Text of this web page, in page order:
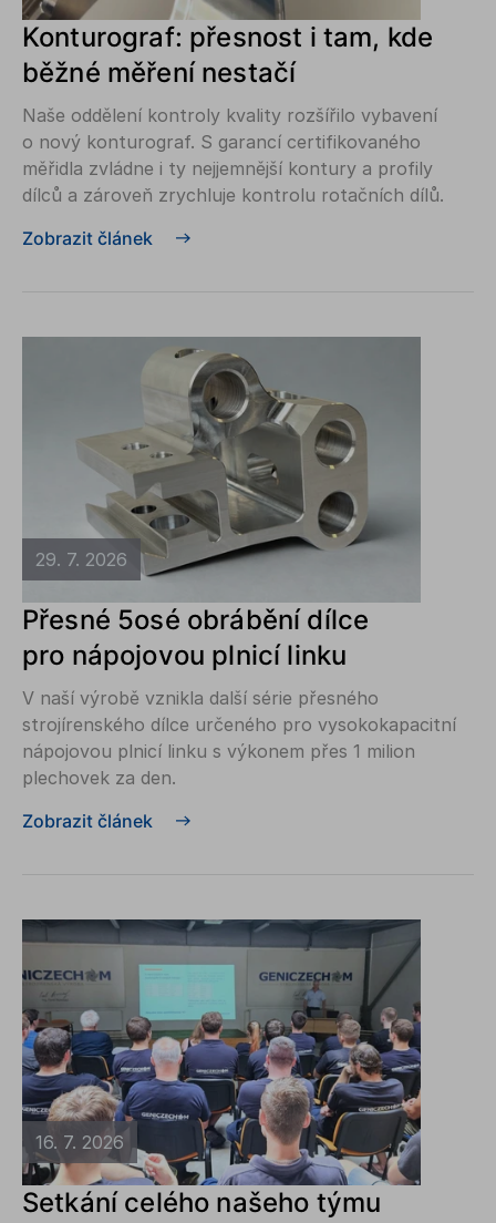
Konturograf: přesnost i tam, kde
běžné měření nestačí
Naše oddělení kontroly kvality rozšířilo vybavení
o nový konturograf. S garancí certifikovaného
měřidla zvládne i ty nejjemnější kontury a profily
dílců a zároveň zrychluje kontrolu rotačních dílů.
Zobrazit článek
29. 7. 2026
Přesné 5osé obrábění dílce
pro nápojovou plnicí linku
V naší výrobě vznikla další série přesného
strojírenského dílce určeného pro vysokokapacitní
nápojovou plnicí linku s výkonem přes 1 milion
plechovek za den.
Zobrazit článek
16. 7. 2026
Setkání celého našeho týmu